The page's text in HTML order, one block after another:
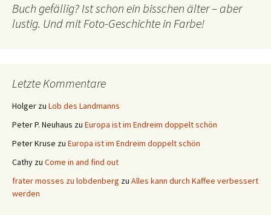
Buch gefällig? Ist schon ein bisschen älter – aber
lustig. Und mit Foto-Geschichte in Farbe!
Letzte Kommentare
Holger zu Lob des Landmanns
Peter P. Neuhaus zu Europa ist im Endreim doppelt schön
Peter Kruse zu Europa ist im Endreim doppelt schön
Cathy zu Come in and find out
frater mosses zu lobdenberg zu Alles kann durch Kaffee verbessert
werden